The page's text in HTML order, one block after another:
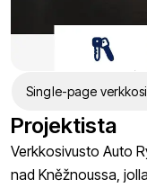
Single-page
Projektista
Verkkosivusto Auto
nad Kněžnoussa,